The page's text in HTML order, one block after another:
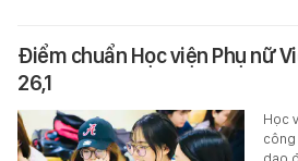
Điểm chuẩn Học viện Phụ nữ
26,1
Học
công